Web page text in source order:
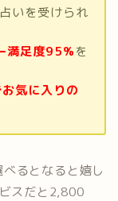
いを受けられ
満足度95%を
気に入りの
るとなると嬉し
スだと2,800